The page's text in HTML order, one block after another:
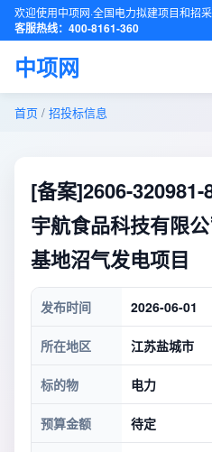
欢迎使用中项网·全国电力拟建项目和招
客服热线：400-8161-360
中项网
首页 / 招投标信息
[备案]2606-
宇航食品科技有限
基地沼气发电项目
发布时间 2026-06-01
所在地区 江苏盐城市
标的物 电力
预算金额 待定